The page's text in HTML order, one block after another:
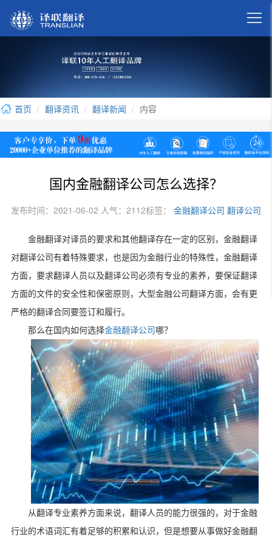

首页 翻译资讯 翻译新闻 内容
国内金融翻译公司怎么选择？
发布时间：2021-06-02 人气：2112标签： 金融翻译公司 翻译公司
金融翻译对译员的要求和其他翻译存在一定的区别，金融翻译
对翻译公司有着特殊要求，也是因为金融行业的特殊性，金融翻译
方面，要求翻译人员以及翻译公司必须有专业的素养，要保证翻译
方面的文件的安全性和保密原则，大型金融公司翻译方面，会有更
严格的翻译合同要签订和履行。
那么在国内如何选择金融翻译公司 哪？
从翻译专业素养方面来说，翻译人员的能力很强的，对于金融
行业的术语词汇有着足够的积累和认识，但是想要从事做好金融翻